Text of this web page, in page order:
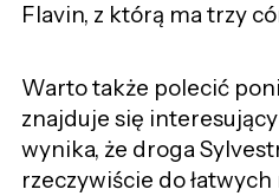
Flavin, z którą ma trzy
Warto także polecić
znajduje się
wynika, że droga
rzeczywiście do łatwych